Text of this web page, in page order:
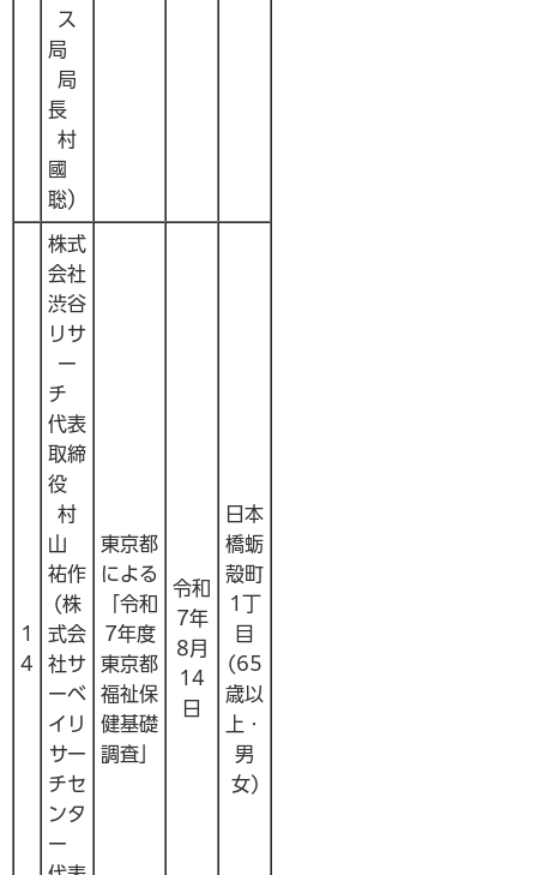
ス
局
局
長
村
國
聡）
1
4
株式
会社
渋谷
リサ
ー
チ
代表
取締
役
村
山
祐作
(株
式会
社サ
ーベ
イリ
サー
チセ
ンタ
ー
東京都
による
「令和
7年度
東京都
福祉保
健基礎
調査」
令和
7年
8月
14
日
日本
橋蛎
殻町
1丁
目
(65
歳以
上・
男
女)